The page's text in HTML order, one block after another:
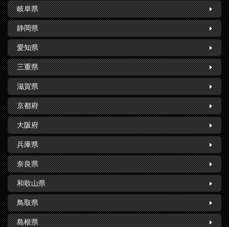
岐阜県
静岡県
愛知県
三重県
滋賀県
京都府
大阪府
兵庫県
奈良県
和歌山県
鳥取県
島根県